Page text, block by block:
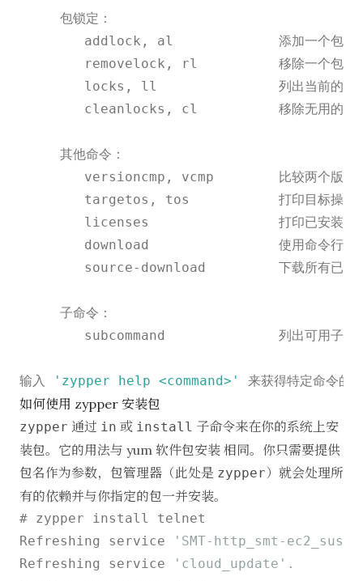
     包锁定：
addlock, al             添加一个包锁
removelock, rl          移除一个包锁
locks, ll               列出当前的包
cleanlocks, cl          移除无用的锁
     其他命令：
versioncmp, vcmp        比较两个版本
targetos, tos           打印目标操作
licenses                打印已安装包
download                使用命令行下
        source
- download         下载所有已安装
     子命令：
subcommand              列出可用子命
输入 'zypper help <command>'
如何使用 zypper 安装包
zypper 通过 in 或 install 子命令来在你的系统上安
装包。它的用法与 yum 软件包安装 相同。你只需要提供
包名作为参数，包管理器（此处是 zypper）就会处理所
有的依赖并与你指定的包一并安装。
# zypper install telnet
Refreshing service
'SMT-http_smt-
Refreshing service
'cloud_update'.